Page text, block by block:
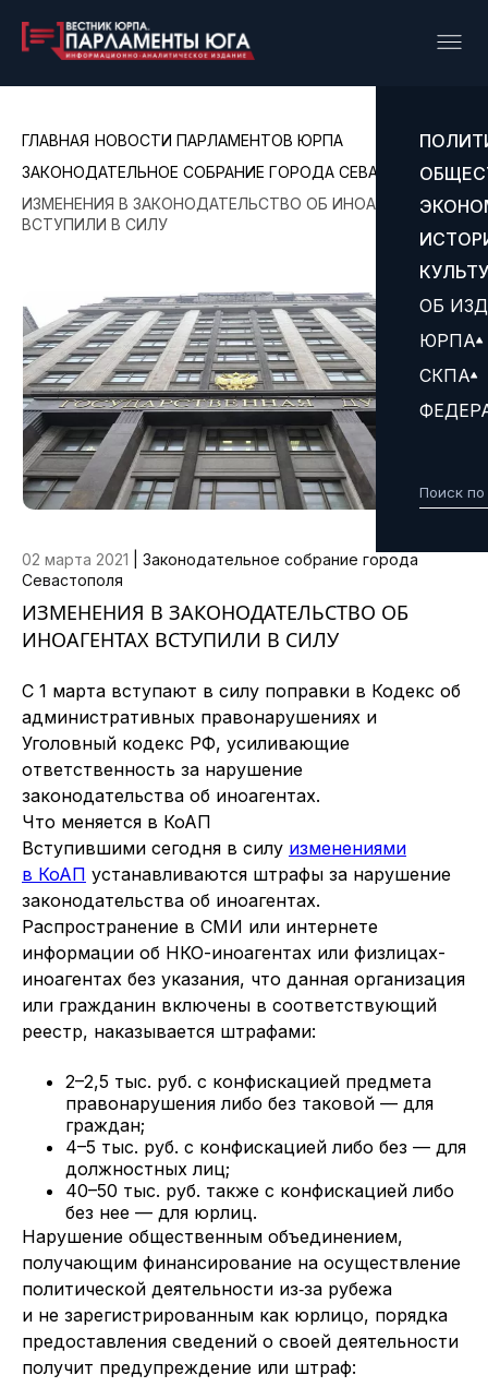
ОБ
ЮРПА
СКПА
ГЛАВНАЯ НОВОСТИ ПАРЛАМЕНТОВ ЮРПА
ЗАКОНОДАТЕЛЬНОЕ СОБРАНИЕ ГОРОДА СЕВАСТОПОЛЯ
ИЗМЕНЕНИЯ В ЗАКОНОДАТЕЛЬСТВО ОБ ИНОАГЕНТАХ
ВСТУПИЛИ В СИЛУ
02 марта 2021
Законодательное собрание города
Севастополя
ИЗМЕНЕНИЯ В ЗАКОНОДАТЕЛЬСТВО ОБ
ИНОАГЕНТАХ ВСТУПИЛИ В СИЛУ
С 1 марта вступают в силу поправки в Кодекс об
административных правонарушениях и
Уголовный кодекс РФ, усиливающие
ответственность за нарушение
законодательства об иноагентах.
Что меняется в КоАП
Вступившими сегодня в силу изменениями
в КоАП устанавливаются штрафы за нарушение
законодательства об иноагентах.
Распространение в СМИ или интернете
информации об НКО-иноагентах или физлицах-
иноагентах без указания, что данная организация
или гражданин включены в соответствующий
реестр, наказывается штрафами:
2–2,5 тыс. руб. с конфискацией предмета
правонарушения либо без таковой — для
граждан;
4–5 тыс. руб. с конфискацией либо без — для
должностных лиц;
40–50 тыс. руб. также с конфискацией либо
без нее — для юрлиц.
Нарушение общественным объединением,
получающим финансирование на осуществление
политической деятельности из‑за рубежа
и не зарегистрированным как юрлицо, порядка
предоставления сведений о своей деятельности
получит предупреждение или штраф: